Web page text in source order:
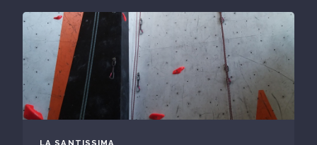
LA SANTISSIMA